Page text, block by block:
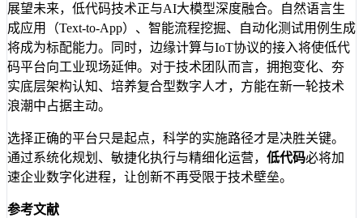
展望未来，低代码技术正与AI大模型深度融合。自然语言生
成应用（Text-to-App）、智能流程挖掘、自动化测试用例生成
将成为标配能力。同时，边缘计算与IoT协议的接入将使低代
码平台向工业现场延伸。对于技术团队而言，拥抱变化、夯
实底层架构认知、培养复合型数字人才，方能在新一轮技术
浪潮中占据主动。
选择正确的平台只是起点，科学的实施路径才是决胜关键。
通过系统化规划、敏捷化执行与精细化运营， 低代码必将加
速企业数字化进程，让创新不再受限于技术壁垒。
参考文献